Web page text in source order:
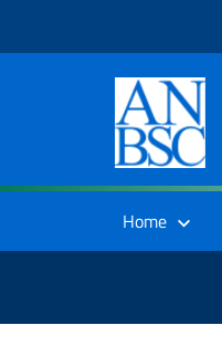
Home